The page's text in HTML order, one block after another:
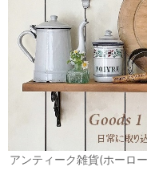
アンティーク雑貨(ホーロ